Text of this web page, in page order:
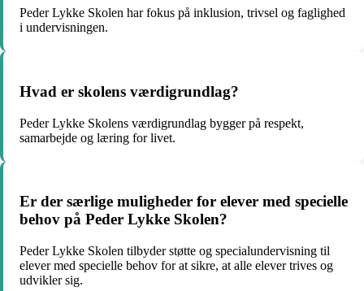
Peder Lykke Skolen har fokus på inklusion, trivsel og faglighed
i undervisningen.
Hvad er skolens værdigrundlag?
Peder Lykke Skolens værdigrundlag bygger på respekt,
samarbejde og læring for livet.
Er der særlige muligheder for elever med specielle
behov på Peder Lykke Skolen?
Peder Lykke Skolen tilbyder støtte og specialundervisning til
elever med specielle behov for at sikre, at alle elever trives og
udvikler sig.